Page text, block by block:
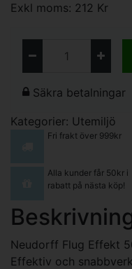
Exkl moms: 212 Kr
Säkra betalningar
Kategorier: Utemiljö
Fri frakt över 999kr
Alla kunder får 50kr i
rabatt på nästa köp!
Neudorff Flug Effekt
Effektiv och